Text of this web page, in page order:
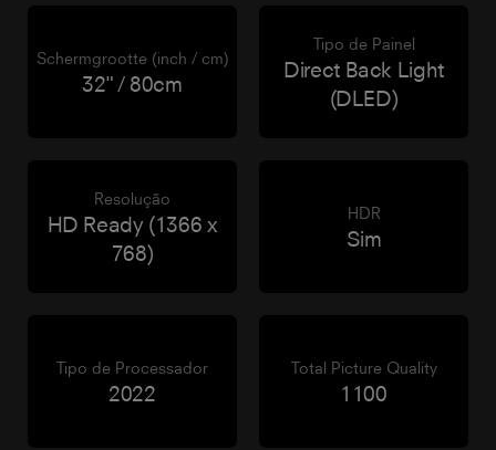
Schermgrootte (inch / cm)
32" / 80cm
Tipo de Painel
Direct Back Light
(DLED)
Resolução
HD Ready (1366 x
768)
HDR
Sim
Tipo de Processador
2022
Total Picture Quality
1100